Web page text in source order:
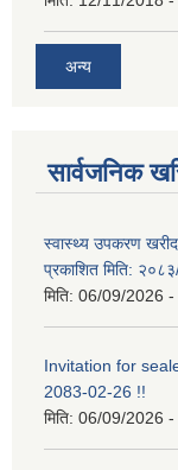
अन्य
सार्वजनिक
स्वास्थ्य उपकरण
प्रकाशित मिति:
मिति: 06/09/2026 -
Invitation for
2083-02-26 !!
मिति: 06/09/2026